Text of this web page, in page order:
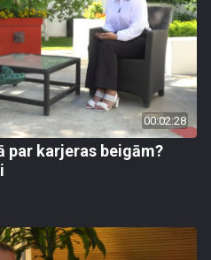
00:02:28
par karjeras beigām?